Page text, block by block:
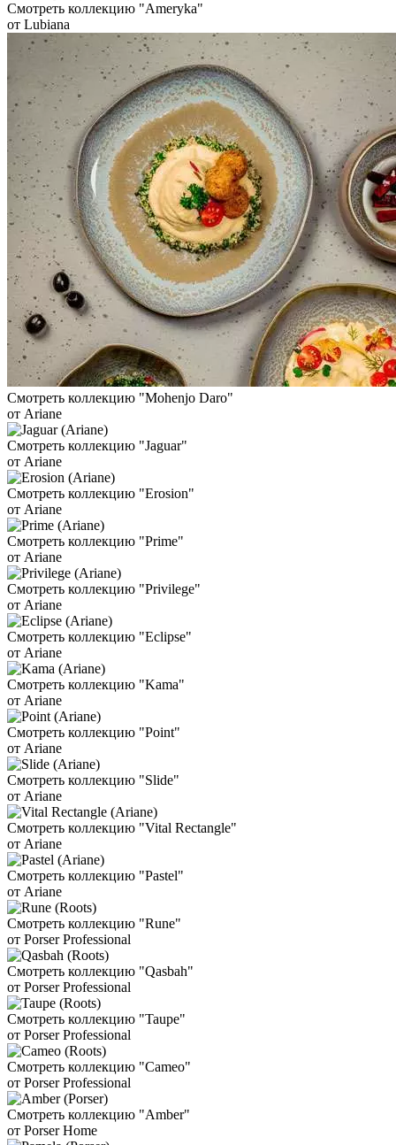
Смотреть коллекцию "Ameryka"
от Lubiana
Смотреть коллекцию "Mohenjo Daro"
от Ariane
Смотреть коллекцию "Jaguar"
от Ariane
Смотреть коллекцию "Erosion"
от Ariane
Смотреть коллекцию "Prime"
от Ariane
Смотреть коллекцию "Privilege"
от Ariane
Смотреть коллекцию "Eclipse"
от Ariane
Смотреть коллекцию "Kama"
от Ariane
Смотреть коллекцию "Point"
от Ariane
Смотреть коллекцию "Slide"
от Ariane
Смотреть коллекцию "Vital Rectangle"
от Ariane
Смотреть коллекцию "Pastel"
от Ariane
Смотреть коллекцию "Rune"
от Porser Professional
Смотреть коллекцию "Qasbah"
от Porser Professional
Смотреть коллекцию "Taupe"
от Porser Professional
Смотреть коллекцию "Cameo"
от Porser Professional
Смотреть коллекцию "Amber"
от Porser Home